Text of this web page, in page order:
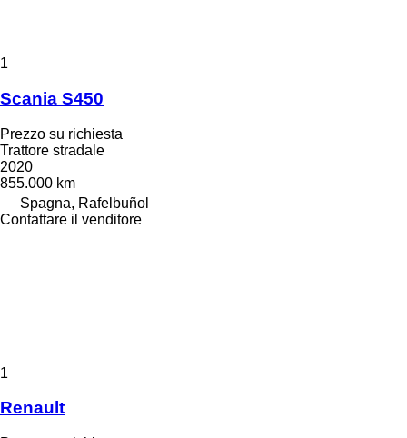
1
Scania S450
Prezzo su richiesta
Trattore stradale
2020
855.000 km
Spagna, Rafelbuñol
Contattare il venditore
1
Renault